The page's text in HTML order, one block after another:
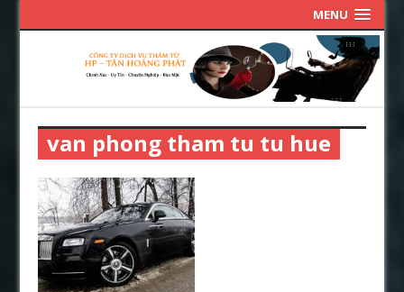
MENU
van phong tham tu tu hue